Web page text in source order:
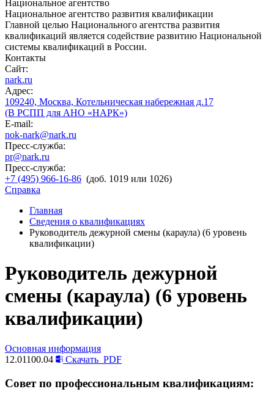
Национальное агентство
Национальное агентство развития квалификации
Главной целью Национального агентства развития
квалификаций является содействие развитию Национальной
системы квалификаций в России.
Контакты
Сайт:
nark.ru
Адрес:
109240, Москва, Котельническая набережная д.17
(В РСПП для АНО «НАРК»)
E-mail:
nok-nark@nark.ru
Пресс-служба:
pr@nark.ru
Пресс-служба:
+7 (495) 966-16-86 (доб. 1019 или 1026)
Справка
Главная
Сведения о квалификациях
Руководитель дежурной смены (караула) (6 уровень
квалификации)
Руководитель дежурной
смены (караула) (6 уровень
квалификации)
Основная информация
12.01100.04
Скачать PDF
Совет по профессиональным квалификациям: